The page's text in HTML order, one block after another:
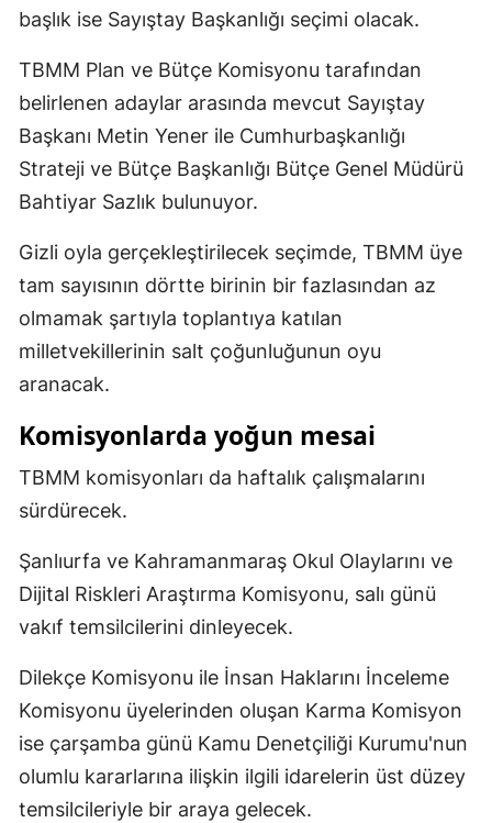
Karabük
Kilis
Osmaniye
başlık ise Sayıştay Başkanlığı seçimi olacak.
TBMM Plan ve Bütçe Komisyonu tarafından
belirlenen adaylar arasında mevcut Sayıştay
Başkanı Metin Yener ile Cumhurbaşkanlığı
Strateji ve Bütçe Başkanlığı Bütçe Genel Müdürü
Bahtiyar Sazlık bulunuyor.
Gizli oyla gerçekleştirilecek seçimde, TBMM üye
tam sayısının dörtte birinin bir fazlasından az
olmamak şartıyla toplantıya katılan
milletvekillerinin salt çoğunluğunun oyu
aranacak.
Komisyonlarda yoğun mesai
TBMM komisyonları da haftalık çalışmalarını
sürdürecek.
Şanlıurfa ve Kahramanmaraş Okul Olaylarını ve
Dijital Riskleri Araştırma Komisyonu, salı günü
vakıf temsilcilerini dinleyecek.
Dilekçe Komisyonu ile İnsan Haklarını İnceleme
Komisyonu üyelerinden oluşan Karma Komisyon
ise çarşamba günü Kamu Denetçiliği Kurumu'nun
olumlu kararlarına ilişkin ilgili idarelerin üst düzey
temsilcileriyle bir araya gelecek.